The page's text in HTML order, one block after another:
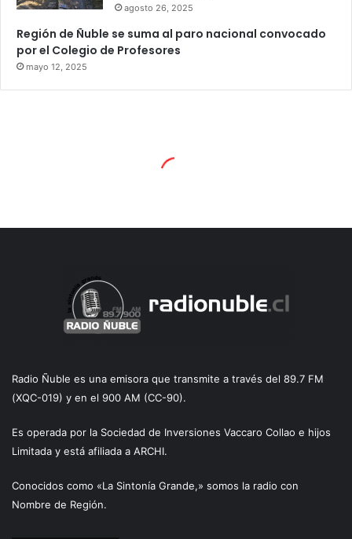
agosto 26, 2025
Región de Ñuble se suma al paro nacional convocado
por el Colegio de Profesores
mayo 12, 2025
Radio Ñuble es una emisora que transmite a través del 89.7 FM
(XQC-019) y en el 900 AM (CC-90).
Es operada por la Sociedad de Inversiones Vaccaro Collao e hijos
Limitada y está afiliada a ARCHI.
Conocidos como «La Sintonía Grande,» somos la radio con
Nombre de Región.